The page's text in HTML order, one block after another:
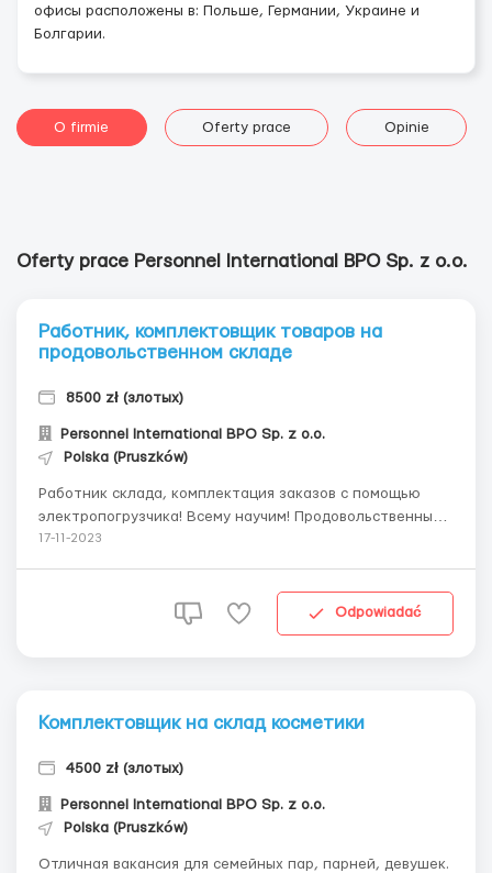
офисы расположены в: Польше, Германии, Украине и
Болгарии.
O firmie Oferty prace Opinie
Oferty prace Personnel International BPO Sp. z o.o.
Работник, комплектовщик товаров на
продовольственном складе
8500 zł (злотых)
Personnel International BPO Sp. z o.o.
Polska (Pruszków)
Работник склада, комплектация заказов c помощью
электропогрузчика! Всему научим! Продовольственный
склад известной торговой марки, ищет работников в
которое работает непосредс...
17-11-2023
Odpowiadać
Комплектовщик на склад косметики
4500 zł (злотых)
Personnel International BPO Sp. z o.o.
Polska (Pruszków)
Отличная вакансия для семейных пар, парней, девушек.